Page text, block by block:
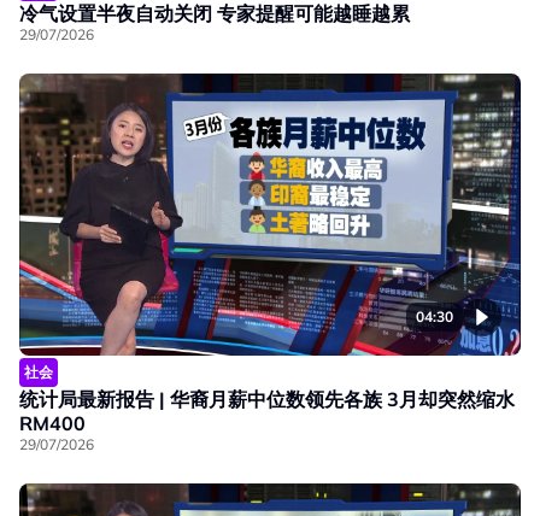
冷气设置半夜自动关闭 专家提醒可能越睡越累
29/07/2026
04:30
社会
统计局最新报告 | 华裔月薪中位数领先各族 3月却突然缩水
RM400
29/07/2026